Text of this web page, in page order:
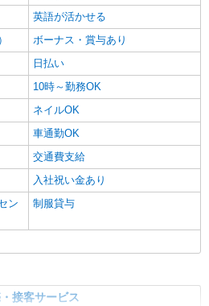
英語が活かせる
ボーナス・賞与あり
日払い
10時～勤務OK
ネイルOK
車通勤OK
交通費支給
入社祝い金あり
ン
制服貸与
接客サービス